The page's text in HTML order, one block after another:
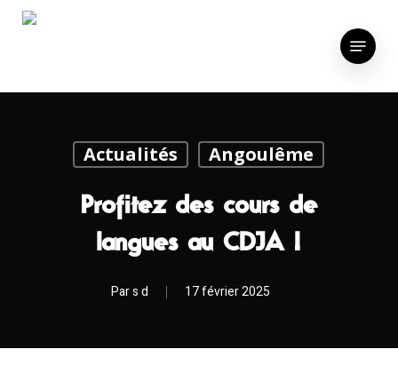
Skip
Menu
Actualités Angoulême
Profitez des cours de
langues au CDJA !
Pars d 17 février 2025